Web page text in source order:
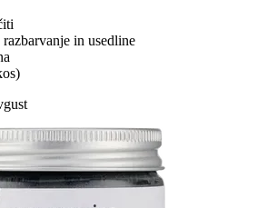
razbarvanje in usedline